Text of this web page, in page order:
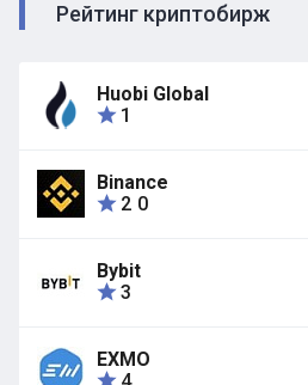
Рейтинг криптобирж
Huobi Global
1
Binance
2 0
Bybit
3
EXMO